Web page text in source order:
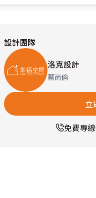
設計團隊
洛克設計
蔡尚倫
立
免費專線